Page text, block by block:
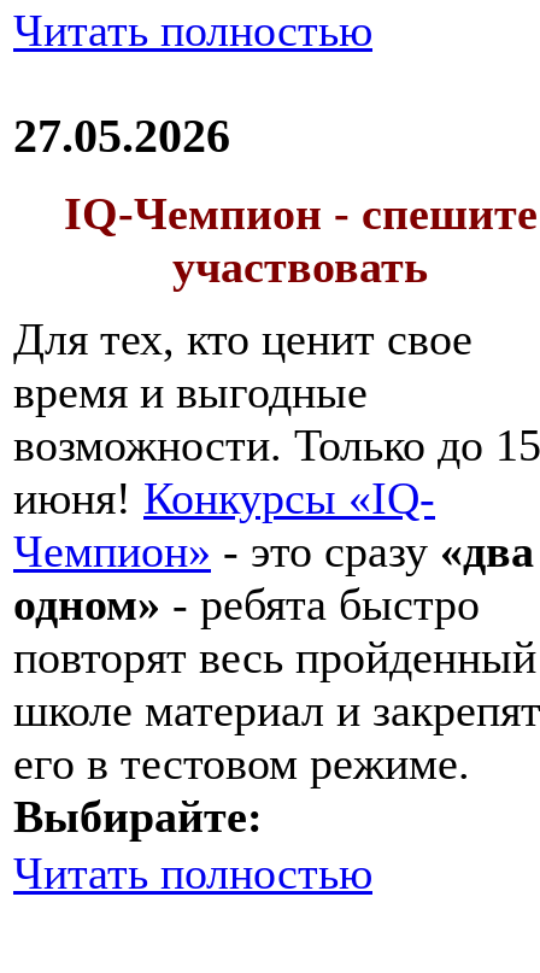
Читать полностью
27.05.2026
IQ-Чемпион - спешите
участвовать
Для тех, кто ценит свое
время и выгодные
возможности. Только до 15
июня! Конкурсы «IQ-
Чемпион» - это сразу
одном» - ребята быстро
повторят весь
школе материал и закрепят
его в тестовом режиме.
Выбирайте:
Читать полностью